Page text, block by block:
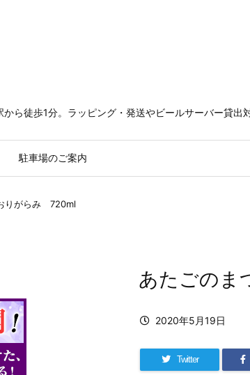
ら徒歩1分。ラッピング・発送やビールサーバー貸出
駐車場のご案内
りがらみ 720ml
あたごの
2020年5月19日
Twitter